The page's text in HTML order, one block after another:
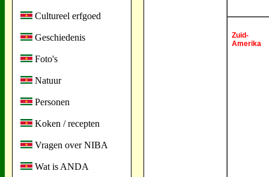
Cultureel erfgoed
Geschiedenis
Foto's
Natuur
Personen
Koken / recepten
Vragen over NIBA
Wat is ANDA
Zuid-
Amerika